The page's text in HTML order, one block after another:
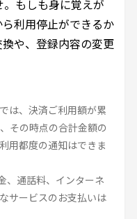
もしも身に覚えが
利用停止ができるか
や、登録内容の変更
は、決済ご利用額が累
その時点の合計金額の
用都度の通知はできま
、通話料、インターネ
サービスのお支払いは